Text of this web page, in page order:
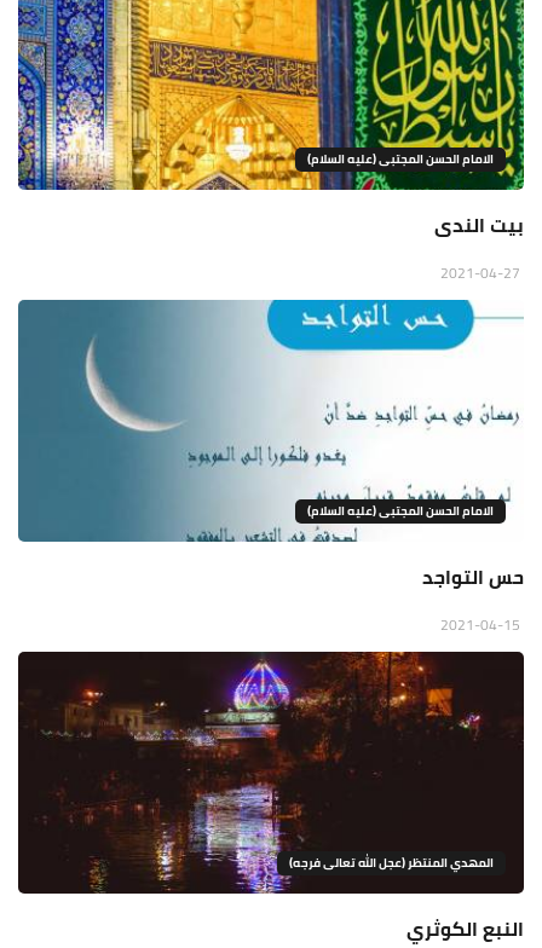
الامام الحسن المجتبى (عليه السلام)
بيت الندى
الامام الحسن المجتبى (عليه السلام)
حس التواجد
المهدي المنتظر (عجل الله تعالى فرجه)
النبع الكوثري